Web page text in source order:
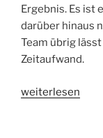
Ergebnis. Es ist
darüber hinaus
Team übrig
Zeitaufwand.
„Willkommen!
weiterlesen